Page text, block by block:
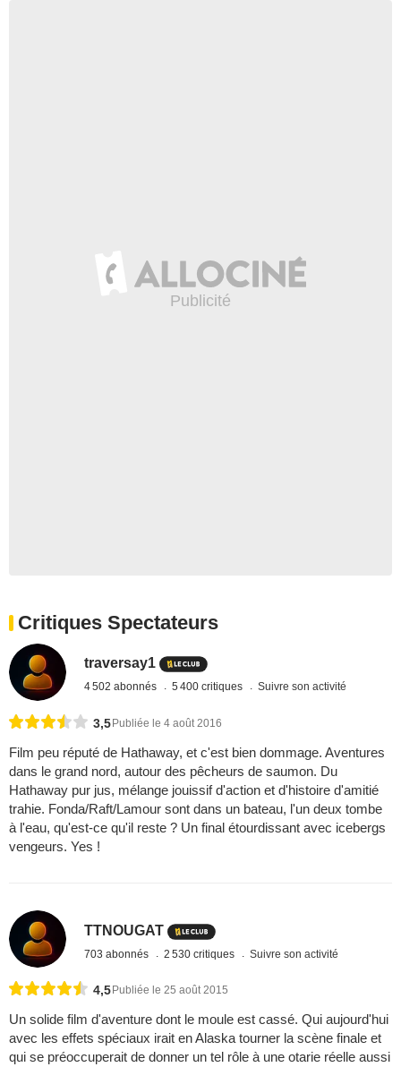
Critiques Spectateurs
traversay1
4 502 abonnés 5 400 critiques Suivre son activité
3,5 Publiée le 4 août 2016
Film peu réputé de Hathaway, et c'est bien dommage. Aventures
dans le grand nord, autour des pêcheurs de saumon. Du
Hathaway pur jus, mélange jouissif d'action et d'histoire d'amitié
trahie. Fonda/Raft/Lamour sont dans un bateau, l'un deux tombe
à l'eau, qu'est-ce qu'il reste ? Un final étourdissant avec icebergs
vengeurs. Yes !
TTNOUGAT
703 abonnés 2 530 critiques Suivre son activité
4,5 Publiée le 25 août 2015
Un solide film d'aventure dont le moule est cassé. Qui aujourd'hui
avec les effets spéciaux irait en Alaska tourner la scène finale et
qui se préoccuperait de donner un tel rôle à une otarie réelle aussi